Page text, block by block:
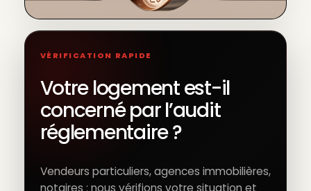
VÉRIFICATION RAPIDE
Votre logement est-il
concerné par l’audit
réglementaire ?
Vendeurs particuliers, agences immobilières,
notaires : nous vérifions votre situation et